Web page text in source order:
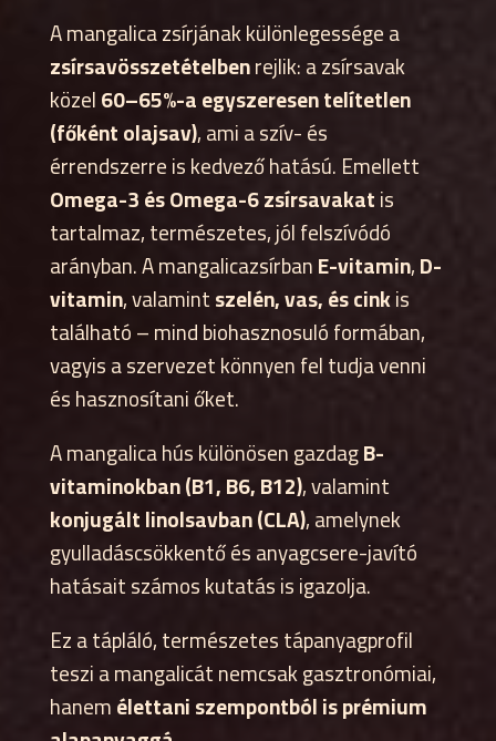
A mangalica zsírjának különlegessége a
zsírsavösszetételbenrejlik: a zsírsavak
közel60–65%-a egyszeresen telítetlen
(főként olajsav), ami a szív- és
érrendszerre is kedvező hatású. Emellett
Omega-3 és Omega-6 zsírsavakatis
tartalmaz, természetes, jól felszívódó
arányban. A mangalicazsírbanE-vitamin,D-
vitamin, valamintszelén, vas, és cinkis
található – mind biohasznosuló formában,
vagyis a szervezet könnyen fel tudja venni
és hasznosítani őket.
A mangalica hús különösen gazdagB-
vitaminokban (B1, B6, B12), valamint
konjugált linolsavban (CLA), amelynek
gyulladáscsökkentő és anyagcsere-javító
hatásait számos kutatás is igazolja.
Ez a tápláló, természetes tápanyagprofil
teszi a mangalicát nemcsak gasztronómiai,
hanemélettani szempontból is prémium